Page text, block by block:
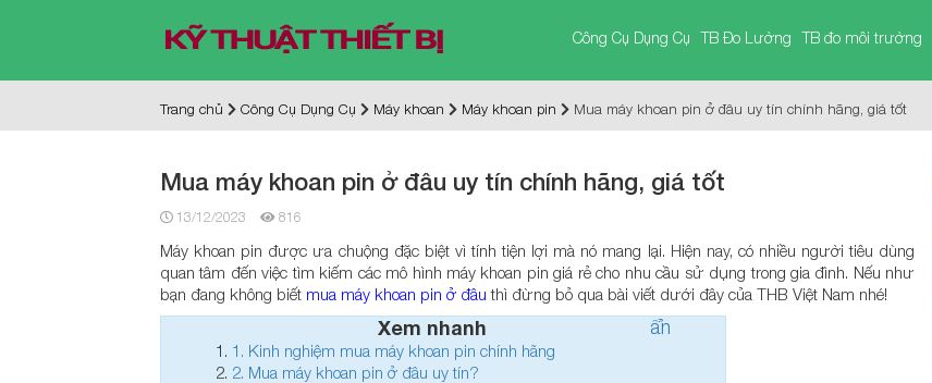
Công Cụ Dụng Cụ TB Đo Lường TB đo môi trường
Trang chủ Công Cụ Dụng Cụ Máy khoan Máy khoan pin Mua máy khoan pin ở đâu uy tín chính hãng, giá tốt
Mua máy khoan pin ở đâu uy tín chính hãng, giá tốt
13/12/2023 816
Máy khoan pin được ưa chuộng đặc biệt vì tính tiện lợi mà nó mang lại. Hiện nay, có nhiều người tiêu dùng
quan tâm đến việc tìm kiếm các mô hình máy khoan pin giá rẻ cho nhu cầu sử dụng trong gia đình. Nếu như
bạn đang không biết mua máy khoan pin ở đâu thì đừng bỏ qua bài viết dưới đây của THB Việt Nam nhé!
Xem nhanh ẩn
1. Kinh nghiệm mua máy khoan pin chính hãng
2. Mua máy khoan pin ở đâu uy tín?